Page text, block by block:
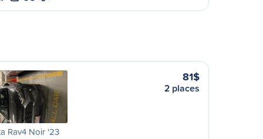
Rav4 Noir '23
81$
2 places